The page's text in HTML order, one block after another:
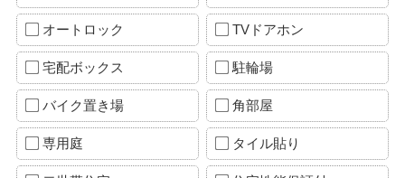
オートロック TVドアホン
宅配ボックス 駐輪場
バイク置き場 角部屋
専用庭 タイル貼り